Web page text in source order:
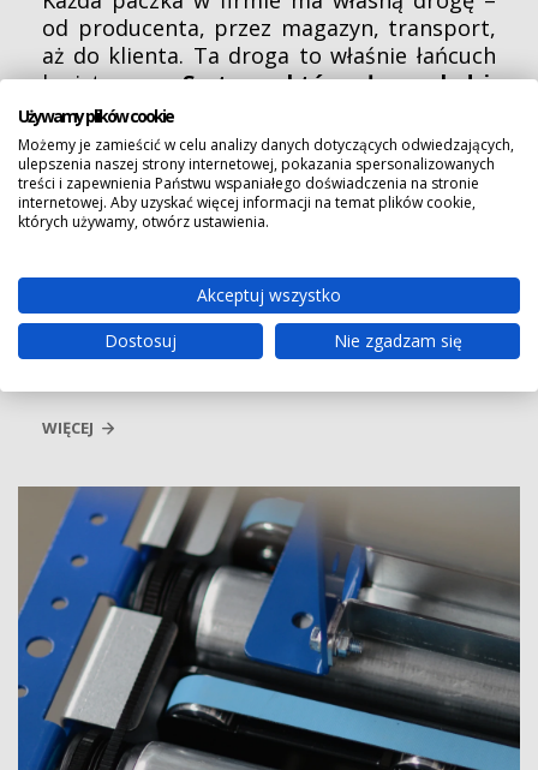
od producenta, przez magazyn, transport,
aż do klienta. Ta droga to właśnie łańcuch
logistyczny.System, który łączy ludzi,
procesy i technologie, żeby towary
docierały na czas, w odpowiedniej ilości i
jakości.Sprawny łańcuch logistyczny
przynosi więcej korzyści niż wydaje się na
pierwszy rzut oka. Ogranicza koszty, ale
pracowników i wspiera rozwój biznesu. W
tym artykule wyjaśnimy,jak usprawnić
łańcuch logistycznywe własnym zakładzie,
żeby firma prosperowała jak najlepiej.
WIĘCEJ
Używamy plików cookie
Możemy je zamieścić w celu analizy danych dotyczących odwiedzających,
ulepszenia naszej strony internetowej, pokazania spersonalizowanych
treści i zapewnienia Państwu wspaniałego doświadczenia na stronie
internetowej. Aby uzyskać więcej informacji na temat plików cookie,
których używamy, otwórz ustawienia.
Akceptuj wszystko
Dostosuj
Nie zgadzam się